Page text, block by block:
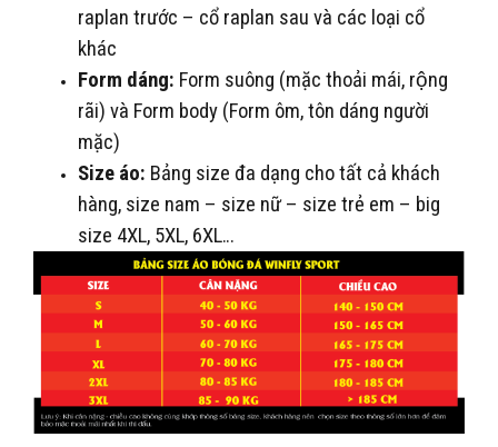
raplan trước – cổ raplan sau và các loại cổ
khác
Form dáng: Form suông (mặc thoải mái, rộng
rãi) và Form body (Form ôm, tôn dáng người
mặc)
Size áo: Bảng size đa dạng cho tất cả khách
hàng, size nam – size nữ – size trẻ em – big
size 4XL, 5XL, 6XL…